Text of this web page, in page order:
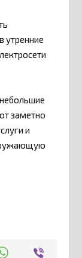
утренние
заметно
и